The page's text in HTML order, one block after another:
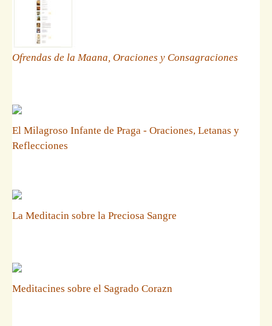
Ofrendas de la Maana, Oraciones y Consagraciones
El Milagroso Infante de Praga - Oraciones, Letanas y
Reflecciones
La Meditacin sobre la Preciosa Sangre
Meditacines sobre el Sagrado Corazn